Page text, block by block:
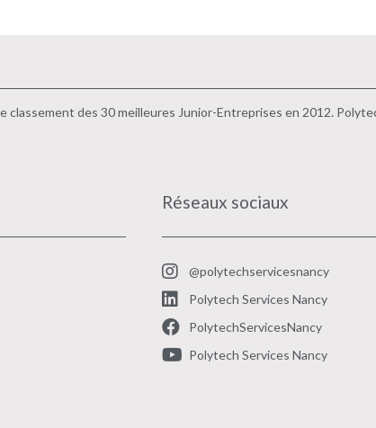
des 30 meilleures Junior-Entreprises en 2012.
Réseaux sociaux
@polytechservicesnancy
Polytech Services Nancy
PolytechServicesNancy
Polytech Services Nancy